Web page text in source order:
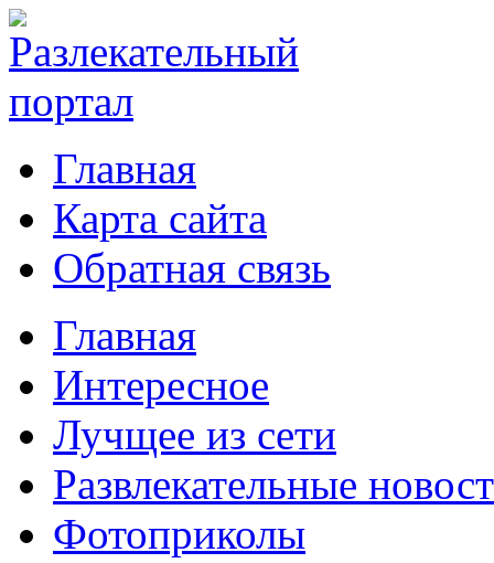
Главная
Карта сайта
Обратная связь
Главная
Интересное
Лучщее из сети
Развлекательные
Фотоприколы